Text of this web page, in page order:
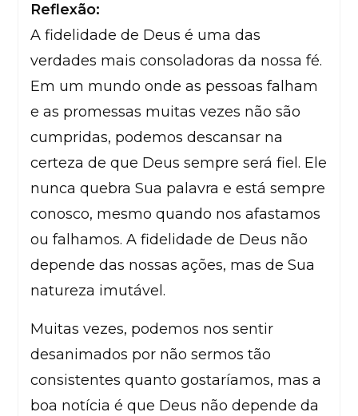
Reflexão:
A fidelidade de Deus é uma das
verdades mais consoladoras da nossa fé.
Em um mundo onde as pessoas falham
e as promessas muitas vezes não são
cumpridas, podemos descansar na
certeza de que Deus sempre será fiel. Ele
nunca quebra Sua palavra e está sempre
conosco, mesmo quando nos afastamos
ou falhamos. A fidelidade de Deus não
depende das nossas ações, mas de Sua
natureza imutável.
Muitas vezes, podemos nos sentir
desanimados por não sermos tão
consistentes quanto gostaríamos, mas a
boa notícia é que Deus não depende da